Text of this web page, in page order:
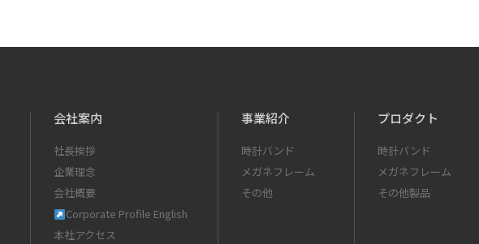
会社案内
社長挨拶
企業理念
会社概要
Corporate Profile English
本社アクセス
事業紹介
時計バンド
メガネフレーム
その他
プロダクト
時計バンド
メガネフレーム
その他製品